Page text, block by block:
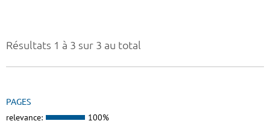
Résultats 1 à 3 sur 3 au total
PAGES
relevance: 100%